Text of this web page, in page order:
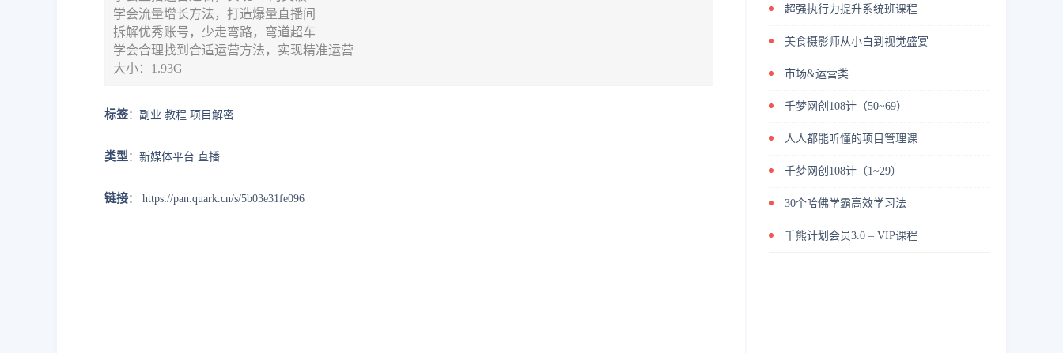
学会流量增长方法，打造爆量直播间
拆解优秀账号，少走弯路，弯道超车
学会合理找到合适运营方法，实现精准运营
大小：1.93G
标签：副业 教程 项目解密
类型 ：新媒体平台 直播
链接： https://pan.quark.cn/s/5b03e31fe096
超强执行力提升系统班课程
美食摄影师从小白到视觉盛宴
市场&运营类
千梦网创108计（50~69）
人人都能听懂的项目管理课
千梦网创108计（1~29）
30个哈佛学霸高效学习法
千熊计划会员3.0 – VIP课程